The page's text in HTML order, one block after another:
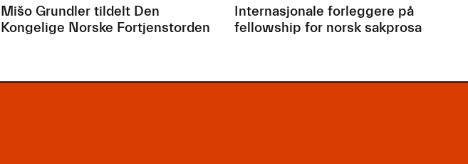
Mišo Grundler tildelt Den
Kongelige Norske Fortjenstorden
Internasjonale forleggere på
fellowship for norsk sakprosa